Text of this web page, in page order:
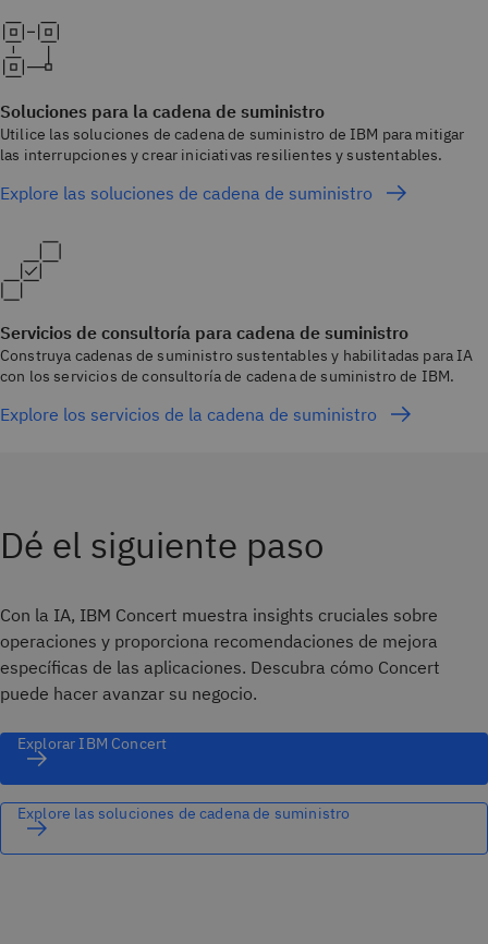
Soluciones para la cadena de suministro
Utilice las soluciones de cadena de suministro de IBM para mitigar
las interrupciones y crear iniciativas resilientes y sustentables.
Explore las soluciones de cadena de suministro
Servicios de consultoría para cadena de suministro
Construya cadenas de suministro sustentables y habilitadas para IA
con los servicios de consultoría de cadena de suministro de IBM.
Explore los servicios de la cadena de suministro
Dé el siguiente paso
Con la IA, IBM Concert muestra insights cruciales sobre
operaciones y proporciona recomendaciones de mejora
específicas de las aplicaciones. Descubra cómo Concert
puede hacer avanzar su negocio.
Explorar IBM Concert
Explore las soluciones de cadena de suministro